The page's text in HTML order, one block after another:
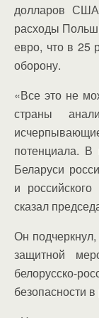
долларов
расходы
евро, что в 25
оборону.
«Все это не
страны
потенциала. В
Беларуси
и
сказал
Он
защитной
белорусско-
безопасности